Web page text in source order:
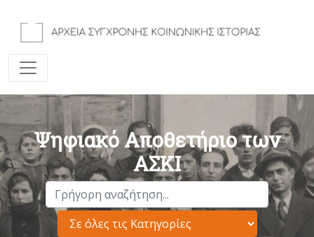
Ψηφιακό Αποθετήριο των
ΑΣΚΙ